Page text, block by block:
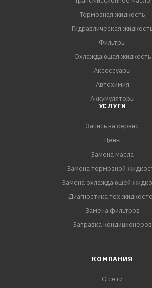
Тормозная жидкость
Гидравлическая
Фильтры
Охлаждающая жидкость
Аксессуары
Автохимия
Аккумуляторы
УСЛУГИ
Запись на сервис
Цены
Замена масла
Замена тормозной
Замена охлаждающей
Диагностика
Замена фильтров
Заправка кондиционеров
КОМПАНИЯ
О сети